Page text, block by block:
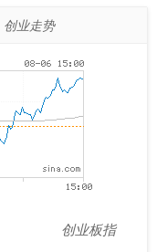
创业走势
创业板指